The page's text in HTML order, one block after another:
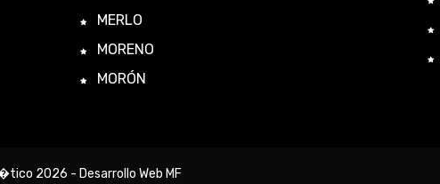
MERLO
MORENO
MORÓN
2026 - Desarrollo Web MF